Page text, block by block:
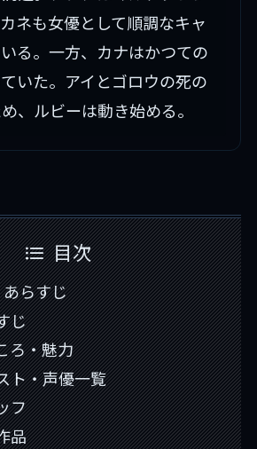
ネも女優として順調なキャ
る。一方、カナはかつての
いた。アイとゴロウの死の
、ルビーは動き始める。
目次
らすじ
じ
ろ・魅力
ト・声優一覧
フ
品